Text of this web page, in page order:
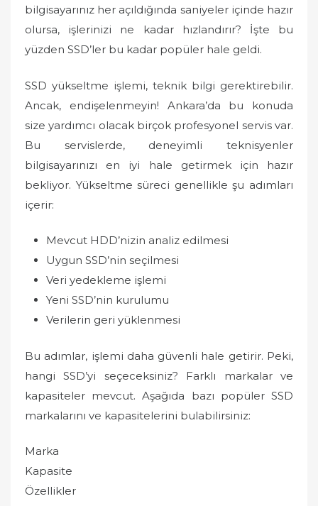
bilgisayarınız her açıldığında saniyeler içinde hazır
olursa, işlerinizi ne kadar hızlandırır? İşte bu
yüzden SSD’ler bu kadar popüler hale geldi.
SSD yükseltme işlemi, teknik bilgi gerektirebilir.
Ancak, endişelenmeyin! Ankara’da bu konuda
size yardımcı olacak birçok profesyonel servis var.
Bu servislerde, deneyimli teknisyenler
bilgisayarınızı en iyi hale getirmek için hazır
bekliyor. Yükseltme süreci genellikle şu adımları
içerir:
Mevcut HDD’nizin analiz edilmesi
Uygun SSD’nin seçilmesi
Veri yedekleme işlemi
Yeni SSD’nin kurulumu
Verilerin geri yüklenmesi
Bu adımlar, işlemi daha güvenli hale getirir. Peki,
hangi SSD’yi seçeceksiniz? Farklı markalar ve
kapasiteler mevcut. Aşağıda bazı popüler SSD
markalarını ve kapasitelerini bulabilirsiniz:
Marka
Kapasite
Özellikler